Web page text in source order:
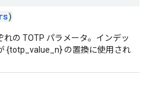
)
の TOTP パラメータ。インデッ
{totp_value_n} の置換に使用され